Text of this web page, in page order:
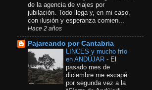
de la agencia de viajes por
jubilación. Todo llega y, en mi caso,
con ilusión y esperanza comien...
Hace 2 años
Pajareando por Cantabria
LINCES y mucho frío
en ANDÚJAR - El
pasado mes de
diciembre me escapé
por segunda vez a la